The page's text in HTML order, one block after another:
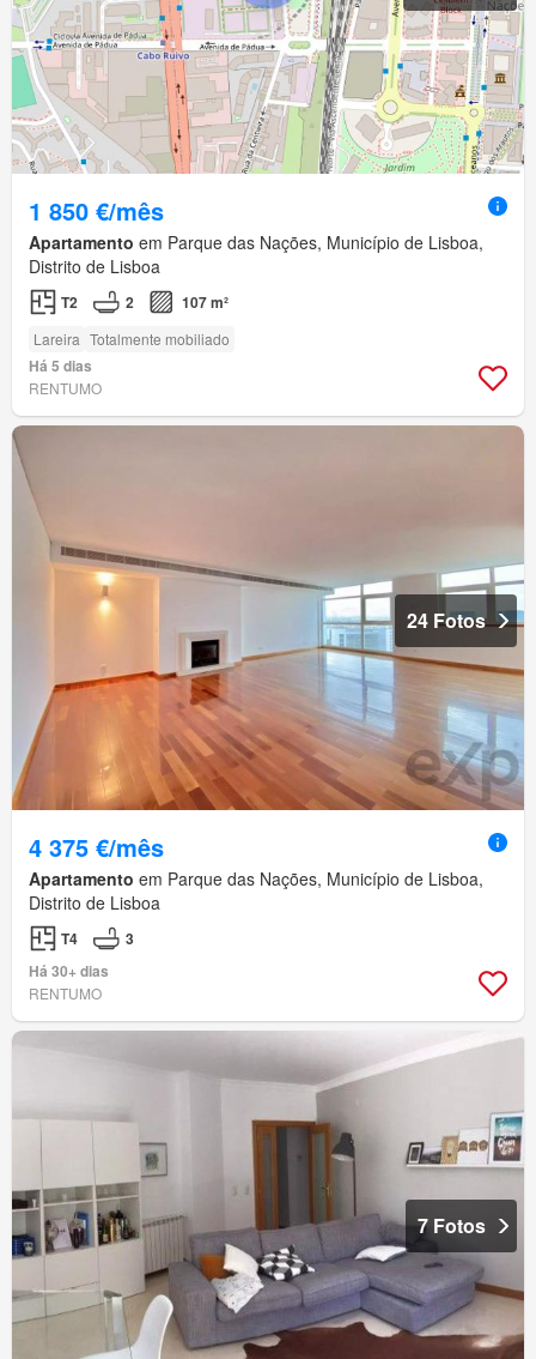
1 850 €/mês
Apartamento em Parque das Nações, Município de Lisboa,
Distrito de Lisboa
T2 2 107 m²
Lareira Totalmente mobiliado
Há 5 dias
RENTUMO
24 Fotos
4 375 €/mês
Apartamento em Parque das Nações, Município de Lisboa,
Distrito de Lisboa
T4
3
Há 30+ dias
RENTUMO
7 Fotos